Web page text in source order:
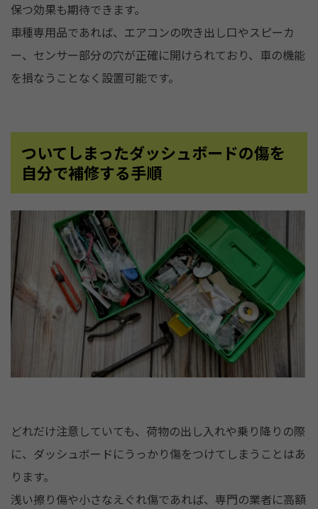
保つ効果も期待できます。
車種専用品であれば、エアコンの吹き出し口やスピーカ
ー、センサー部分の穴が正確に開けられており、車の機能
を損なうことなく設置可能です。
ついてしまったダッシュボードの傷を
自分で補修する手順
どれだけ注意していても、荷物の出し入れや乗り降りの際
に、ダッシュボードにうっかり傷をつけてしまうことはあ
ります。
浅い擦り傷や小さなえぐれ傷であれば、専門の業者に高額